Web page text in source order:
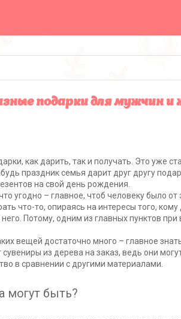
подарки для мужчин
как дарить, так и получать. Это уже
праздник семья дарит друг другу
на свой день рождения.
угодно – главное, чтоб человеку было от
что-то, опираясь на интересы того,
Потому, одним из главных пунктов
вещей достаточно много – главное
сувениры из дерева на заказ, ведь они
в сравнении с другими материалами.
могут быть?